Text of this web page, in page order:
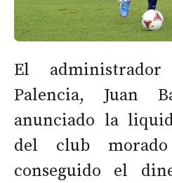
El
Palencia, Juan
anunciado la
del club
conseguido el